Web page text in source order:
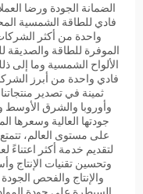
الضمانة الجودة ورضا
فادي للطاقة الشمسية
واحدة من أكثر
الموفرة للطاقة والصديقة
الألواح الشمسية وما
فادي واحدة من أبرز
ثمينة في تصدير
وأوروبا والشرق الأوسط
جودتها العالية وسعرها
على مستوى العالم،
لتقديم خدمة أكثر اعتناءً
وتحسين تقنيات الإنتاج
والإنتاج والفحص